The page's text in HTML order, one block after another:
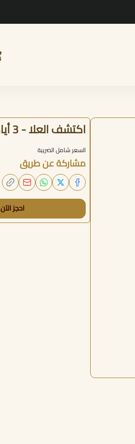
اكتشف العلا - 3 أيام / ليلتان
السعر شامل الضريبة
مشاركة عن طريق
احجز الآن